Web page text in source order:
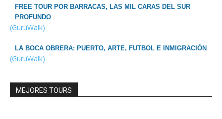
FREE TOUR POR BARRACAS, LAS MIL CARAS DEL SUR
PROFUNDO
(GuruWalk)
LA BOCA OBRERA: PUERTO, ARTE, FUTBOL E INMIGRACIÓN
(GuruWalk)
MEJORES TOURS